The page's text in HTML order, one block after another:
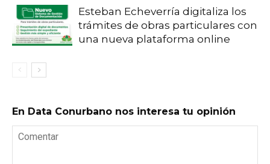
Esteban Echeverría digitaliza los
trámites de obras particulares con
una nueva plataforma online
En Data Conurbano nos interesa tu opinión